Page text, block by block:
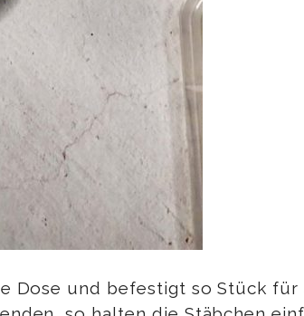
Dose und befestigt so Stück für